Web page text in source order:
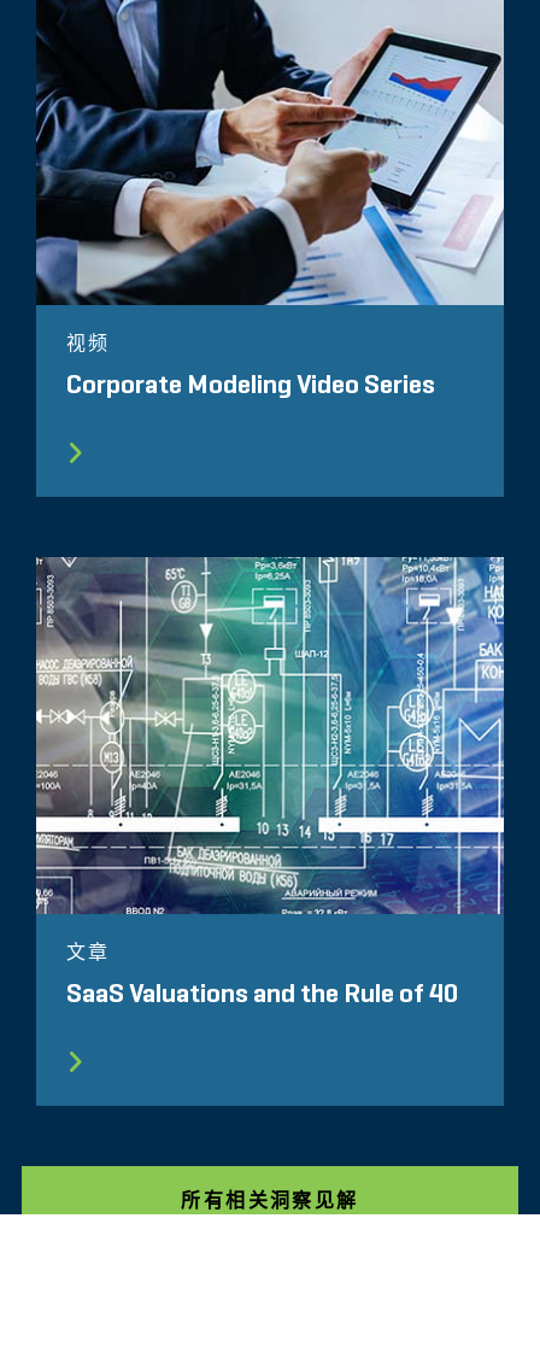
视频
Corporate Modeling Video Series
文章
SaaS Valuations and the Rule of 40
所有相关洞察见解